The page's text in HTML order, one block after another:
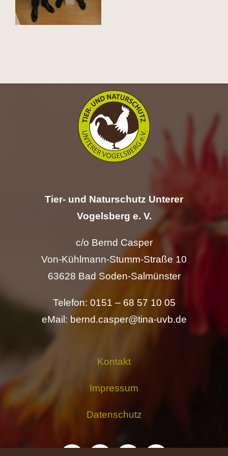
Hilfe
Tier- und Naturschutz Unterer
Vogelsberg e. V.
c/o Bernd Casper
Von-Kühlmann-Stumm-Straße 10
63628 Bad Soden-Salmünster
Telefon: 0151 – 68 57 10 05
eMail: bernd.casper@tina-uvb.de
Kontakt
Impressum
Datenschutz